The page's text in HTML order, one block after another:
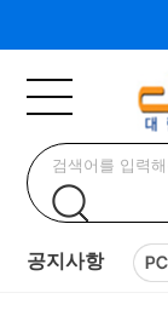
공지사항